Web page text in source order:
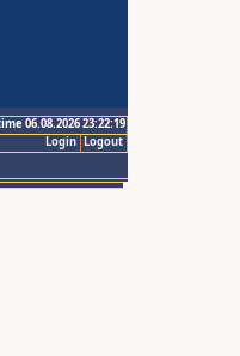
06.08.2026 23:22:19
Logout
Login